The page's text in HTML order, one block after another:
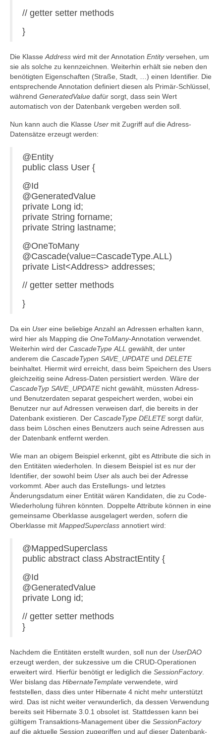
// getter setter methods
}
Die Klasse Address wird mit der Annotation Entityversehen, um
sie als solche zu kennzeichnen. Weiterhin erhält sie neben den
benötigten Eigenschaften (Straße, Stadt, …) einen Identifier. Die
entsprechende Annotation definiert diesen als Primär-Schlüssel,
während GeneratedValue dafür sorgt, dass sein Wert
automatisch von der Datenbank vergeben werden soll.
Nun kann auch die Klasse User mit Zugriff auf die Adress-
Datensätze erzeugt werden:
@Entity
public class User {
@Id
@GeneratedValue
private Long id;
private String forname;
private String lastname;
@OneToMany
@Cascade(value=CascadeType.ALL)
private List<Address> addresses;
// getter setter methods
}
Da ein User eine beliebige Anzahl an Adressen erhalten kann,
wird hier als Mapping die OneToMany-Annotation verwendet.
Weiterhin wird der CascadeType ALL gewählt, der unter
anderem die CascadeTypen SAVE_UPDATEund DELETE
beinhaltet. Hiermit wird erreicht, dass beim Speichern des Users
gleichzeitig seine Adress-Daten persistiert werden. Wäre der
CascadeTyp SAVE_UPDATEnicht gewählt, müssten Adress-
und Benutzerdaten separat gespeichert werden, wobei ein
Benutzer nur auf Adressen verweisen darf, die bereits in der
Datenbank existieren. Der CascadeType DELETEsorgt dafür,
dass beim Löschen eines Benutzers auch seine Adressen aus
der Datenbank entfernt werden.
Wie man an obigem Beispiel erkennt, gibt es Attribute die sich in
den Entitäten wiederholen. In diesem Beispiel ist es nur der
Identifier, der sowohl beim User als auch bei der Adresse
vorkommt. Aber auch das Erstellungs- und letztes
Änderungsdatum einer Entität wären Kandidaten, die zu Code-
Wiederholung führen könnten. Doppelte Attribute können in eine
gemeinsame Oberklasse ausgelagert werden, sofern die
Oberklasse mit MappedSuperclass annotiert wird:
@MappedSuperclass
public abstract class AbstractEntity {
@Id
@GeneratedValue
private Long id;
// getter setter methods
}
Nachdem die Entitäten erstellt wurden, soll nun der UserDAO
erzeugt werden, der sukzessive um die CRUD-Operationen
erweitert wird. Hierfür benötigt er lediglich die SessionFactory.
Wer bislang das HibernateTemplate verwendete, wird
feststellen, dass dies unter Hibernate 4 nicht mehr unterstützt
wird. Das ist nicht weiter verwunderlich, da dessen Verwendung
bereits seit Hibernate 3.0.1 obsolet ist. Stattdessen kann bei
gültigem Transaktions-Management über die SessionFactory
auf die aktuelle Session zugegriffen und auf dieser Datenbank-